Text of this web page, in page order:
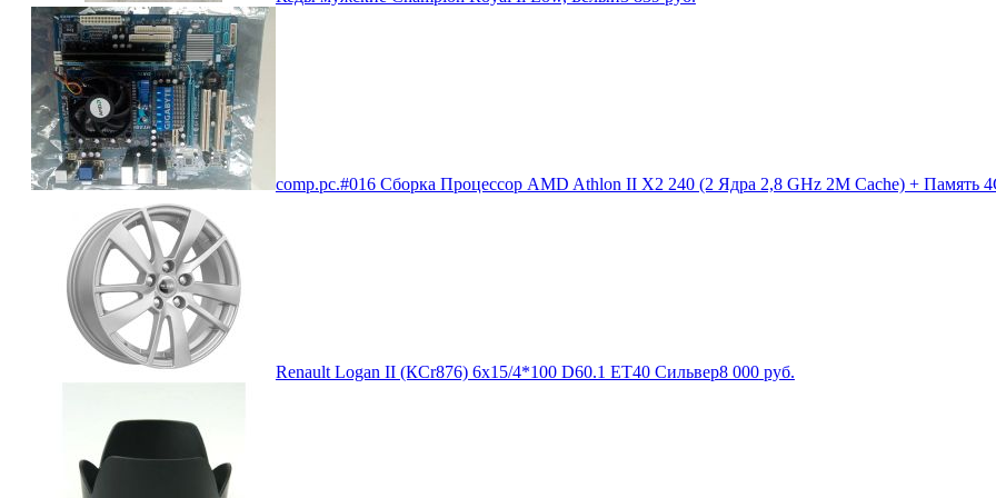
comp.pc.#016 Сборка Процессор AMD Athlon II X2 240 (2 Ядра 2,8 GHz 2M Cache) + Память
Renault Logan II (КСr876) 6x15/4*100 D60.1 ET40 Сильвер8 000 руб.